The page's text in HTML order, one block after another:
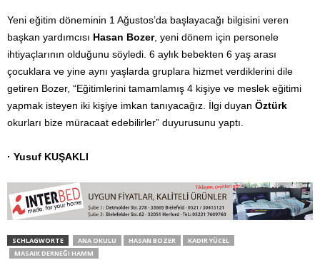
Yeni eğitim döneminin 1 Ağustos’da başlayacağı bilgisini veren
başkan yardımcısı Hasan Bozer, yeni dönem için personele
ihtiyaçlarının olduğunu söyledi. 6 aylık bebekten 6 yaş arası
çocuklara ve yine aynı yaşlarda gruplara hizmet verdiklerini dile
getiren Bozer, “Eğitimlerini tamamlamış 4 kişiye ve meslek eğitimi
yapmak isteyen iki kişiye imkan tanıyacağız. İlgi duyan Öztürk
okurları bize müracaat edebilirler” duyurusunu yaptı.
· Yusuf KUŞAKLI
SCHLAGWORTE ANA OKULU HASAN BOZER
KADIR YÜCEL
MASAIK DERNEĞI HAMM